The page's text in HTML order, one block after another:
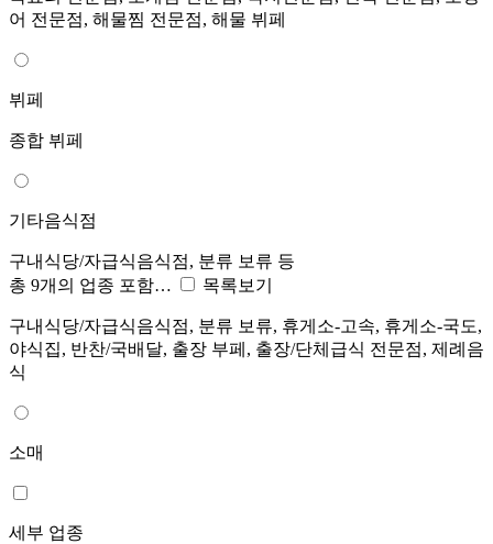
어 전문점, 해물찜 전문점, 해물 뷔페
뷔페
종합 뷔페
기타음식점
구내식당/자급식음식점, 분류 보류 등
총 9개의 업종 포함…
목록보기
구내식당/자급식음식점, 분류 보류, 휴게소-고속, 휴게소-국도,
야식집, 반찬/국배달, 출장 부페, 출장/단체급식 전문점, 제례음
식
소매
세부 업종